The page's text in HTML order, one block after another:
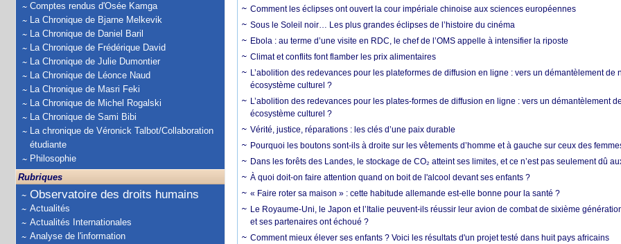
Comptes rendus d'Osée Kamga
La Chronique de Bjarne Melkevik
La Chronique de Daniel Baril
La Chronique de Frédérique David
La Chronique de Julie Dumontier
La Chronique de Léonce Naud
La Chronique de Masri Feki
La Chronique de Michel Rogalski
La Chronique de Sami Bibi
La chronique de Véronick Talbot/Collaboration
étudiante
Philosophie
Rubriques
Observatoire des droits humains
Actualités
Actualités Internationales
Analyse de l'information
Comment les éclipses ont ouvert la cour impériale chinoise aux sciences européennes
Sous le Soleil noir… Les plus grandes éclipses de l’histoire du cinéma
Ebola : au terme d’une visite en RDC, le chef de l’OMS appelle à intensifier la riposte
Climat et conflits font flamber les prix alimentaires
L’abolition des redevances pour les plateformes de diffusion en ligne : vers un démantèlement de
écosystème culturel ?
L’abolition des redevances pour les plates-formes de diffusion en ligne : vers un démantèlement
écosystème culturel ?
Vérité, justice, réparations : les clés d’une paix durable
Pourquoi les boutons sont-ils à droite sur les vêtements d’homme et à gauche sur ceux des
Dans les forêts des Landes, le stockage de CO₂ atteint ses limites, et ce n’est pas seulement dû
À quoi doit-on faire attention quand on boit de l'alcool devant ses enfants ?
« Faire roter sa maison » : cette habitude allemande est-elle bonne pour la santé ?
Le Royaume-Uni, le Japon et l’Italie peuvent-ils réussir leur avion de combat de sixième
et ses partenaires ont échoué ?
Comment mieux élever ses enfants ? Voici les résultats d'un projet testé dans huit pays africains